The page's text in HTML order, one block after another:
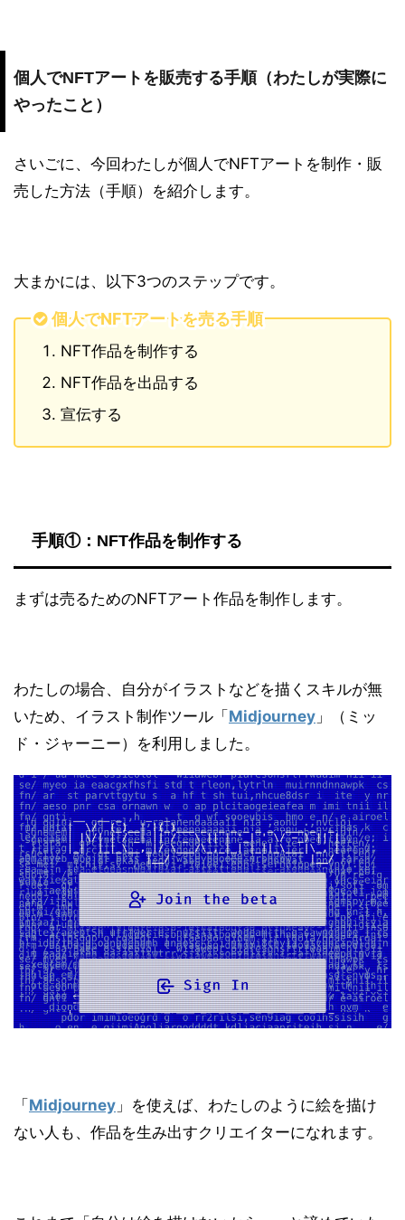
個人でNFTアートを販売する手順（わたしが実際に
やったこと）
さいごに、今回わたしが個人でNFTアートを制作・販
売した方法（手順）を紹介します。
大まかには、以下3つのステップです。
個人でNFTアートを売る手順
NFT作品を制作する
NFT作品を出品する
宣伝する
手順①：NFT作品を制作する
まずは売るためのNFTアート作品を制作します。
わたしの場合、自分がイラストなどを描くスキルが無
いため、イラスト制作ツール「 Midjourney 」（ミッ
ド・ジャーニー）を利用しました。
「Midjourney 」を使えば、わたしのように絵を描け
ない人も、作品を生み出すクリエイターになれます。